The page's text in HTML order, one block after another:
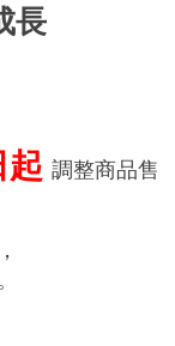
長
起 調整商品售